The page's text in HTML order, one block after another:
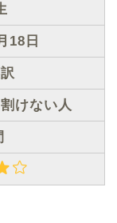
18日
けない人